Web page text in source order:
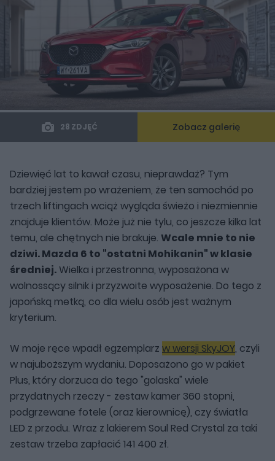
28 ZDJĘĆ Zobacz galerię
Dziewięć lat to kawał czasu, nieprawdaż? Tym
bardziej jestem po wrażeniem, że ten samochód po
trzech liftingach wciąż wygląda świeżo i niezmiennie
znajduje klientów. Może już nie tylu, co jeszcze kilka lat
temu, ale chętnych nie brakuje. Wcale mnie to nie
dziwi. Mazda 6 to "ostatni Mohikanin" w klasie
średniej. Wielka i przestronna, wyposażona w
wolnossący silnik i przyzwoite wyposażenie. Do tego z
japońską metką, co dla wielu osób jest ważnym
kryterium.
W moje ręce wpadł egzemplarz w wersji SkyJOY, czyli
w najuboższym wydaniu. Doposażono go w pakiet
Plus, który dorzuca do tego "golaska" wiele
przydatnych rzeczy - zestaw kamer 360 stopni,
podgrzewane fotele (oraz kierownicę), czy światła
LED z przodu. Wraz z lakierem Soul Red Crystal za taki
zestaw trzeba zapłacić 141 400 zł.